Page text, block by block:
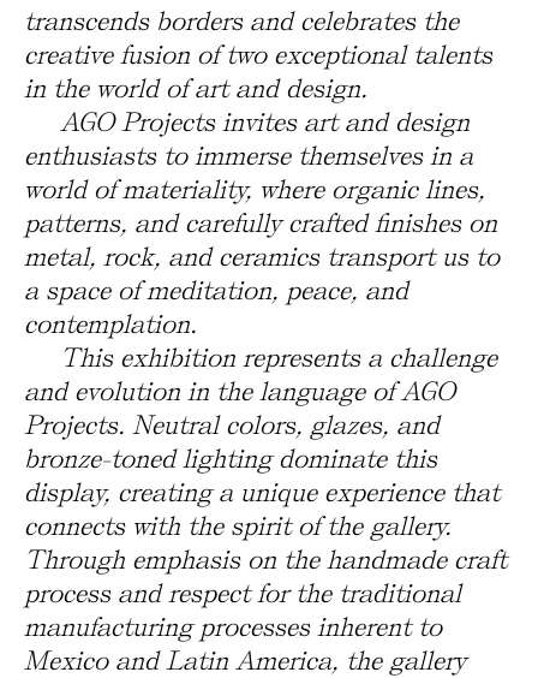
transcends borders and celebrates the
creative fusion of two exceptional talents
in the world of art and design.
AGO Projects invites art and design
enthusiasts to immerse themselves in a
world of materiality, where organic lines,
patterns, and carefully crafted finishes on
metal, rock, and ceramics transport us to
a space of meditation, peace, and
contemplation.
This exhibition represents a challenge
and evolution in the language of AGO
Projects. Neutral colors, glazes, and
bronze-toned lighting dominate this
display, creating a unique experience that
connects with the spirit of the gallery.
Through emphasis on the handmade craft
process and respect for the traditional
manufacturing processes inherent to
Mexico and Latin America, the gallery